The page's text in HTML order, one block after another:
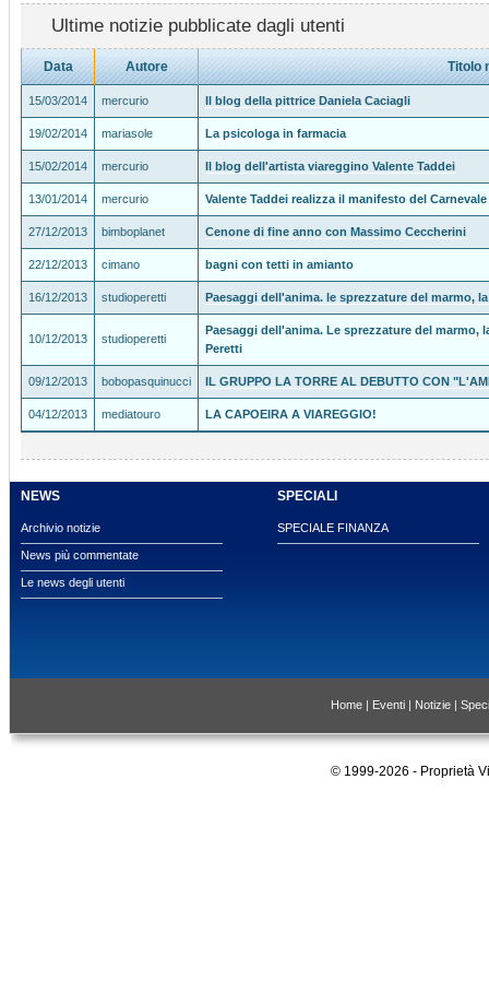
Ultime notizie pubblicate dagli utenti
Data Autore Titolo
15/03/2014 mercurio Il blog della pittrice Daniela Caciagli
19/02/2014 mariasole La psicologa in farmacia
15/02/2014 mercurio Il blog dell'artista viareggino Valente Taddei
13/01/2014 mercurio Valente Taddei realizza il manifesto del
27/12/2013 bimboplanet Cenone di fine anno con Massimo Ceccherini
22/12/2013 cimano bagni con tetti in amianto
16/12/2013 studioperetti Paesaggi dell'anima. le sprezzature del marmo,
10/12/2013 studioperetti
Paesaggi dell'anima. Le sprezzature del marmo,
Peretti
09/12/2013 bobopasquinucci IL GRUPPO LA TORRE AL DEBUTTO CON
04/12/2013 mediatouro LA CAPOEIRA A VIAREGGIO!
NEWS
Archivio notizie
News più commentate
Le news degli utenti
SPECIALI
SPECIALE FINANZA
Home | Eventi | Notizie |
© 1999-2026 - Proprietà